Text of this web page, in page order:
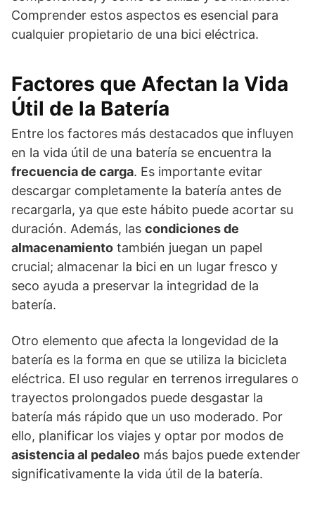
Comprender estos aspectos es esencial para
cualquier propietario de una bici eléctrica.
Factores que Afectan la Vida
Útil de la Batería
Entre los factores más destacados que influyen
en la vida útil de una batería se encuentra la
frecuencia de carga. Es importante evitar
descargar completamente la batería antes de
recargarla, ya que este hábito puede acortar su
duración. Además, las condiciones de
almacenamiento también juegan un papel
crucial; almacenar la bici en un lugar fresco y
seco ayuda a preservar la integridad de la
batería.
Otro elemento que afecta la longevidad de la
batería es la forma en que se utiliza la bicicleta
eléctrica. El uso regular en terrenos irregulares o
trayectos prolongados puede desgastar la
batería más rápido que un uso moderado. Por
ello, planificar los viajes y optar por modos de
asistencia al pedaleo más bajos puede extender
significativamente la vida útil de la batería.